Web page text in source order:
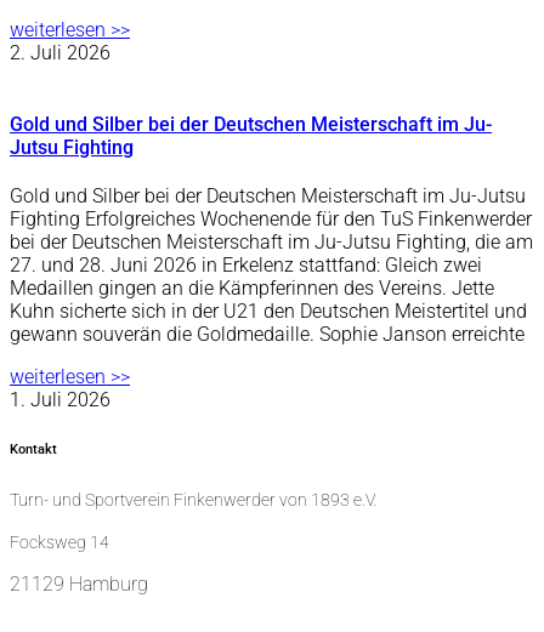
weiterlesen >>
2. Juli 2026
Gold und Silber bei der Deutschen Meisterschaft im Ju-
Jutsu Fighting
Gold und Silber bei der Deutschen Meisterschaft im Ju-Jutsu
Fighting Erfolgreiches Wochenende für den TuS Finkenwerder
bei der Deutschen Meisterschaft im Ju-Jutsu Fighting, die am
27. und 28. Juni 2026 in Erkelenz stattfand: Gleich zwei
Medaillen gingen an die Kämpferinnen des Vereins. Jette
Kuhn sicherte sich in der U21 den Deutschen Meistertitel und
gewann souverän die Goldmedaille. Sophie Janson erreichte
weiterlesen >>
1. Juli 2026
Kontakt
Turn- und Sportverein Finkenwerder von 1893 e.V.
Focksweg 14
21129 Hamburg